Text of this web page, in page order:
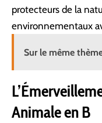
protecteurs de la
environnementaux
Sur le même
Animale en B